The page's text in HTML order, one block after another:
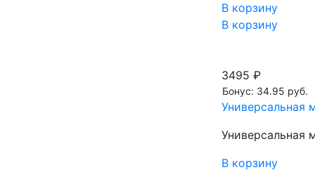
В корзину
В корзину
3495 ₽
Бонус: 34.95 руб.
Универсальная
Универсальная
В корзину